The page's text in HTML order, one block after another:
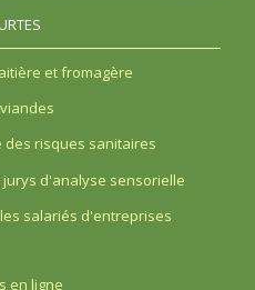
et fromagère
des risques sanitaires
jurys d'analyse sensorielle
salariés d'entreprises
en ligne